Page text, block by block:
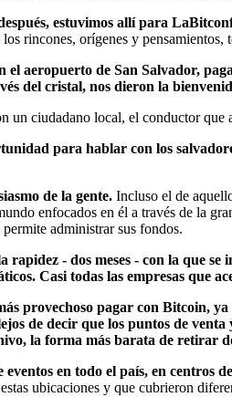
estuvimos allí para
los rincones, orígenes y
el aeropuerto de San Salvador,
del cristal, nos dieron la
un ciudadano local, el conductor que
para hablar con los
de la gente. Incluso el de
enfocados en él a través de la
administrar sus fondos.
rapidez - dos meses - con la que
Casi todas las empresas que
provechoso pagar con Bitcoin,
de decir que los puntos de
la forma más barata de retirar
eventos en todo el país, en centros
ubicaciones y que cubrieron